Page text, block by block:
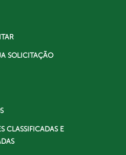
SOLICITAÇÃO
CLASSIFICADAS E